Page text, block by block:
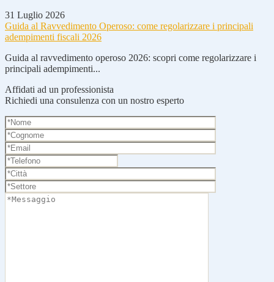
31 Luglio 2026
Guida al Ravvedimento Operoso: come regolarizzare i principali
adempimenti fiscali 2026
Guida al ravvedimento operoso 2026: scopri come regolarizzare i
principali adempimenti...
Affidati ad un professionista
Richiedi una consulenza con un nostro esperto